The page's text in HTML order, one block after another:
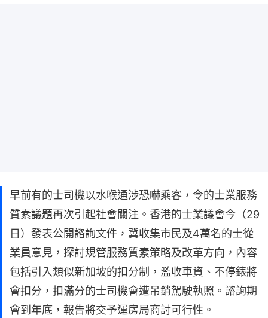
早前有的士司機以水喉通涉恐嚇乘客，令的士業服務
質素議題再次引起社會關注。香港的士業議會今（29
日）發表公開諮詢文件，冀收集市民及4萬名的士從
業員意見，探討規管服務質素策略及改革方向，內容
包括引入類似新加坡的扣分制，濫收車資、不停錶將
會扣分，扣滿分的士司機會遭吊銷駕駛執照。諮詢期
會到年底，報告將交予運房局商討可行性。